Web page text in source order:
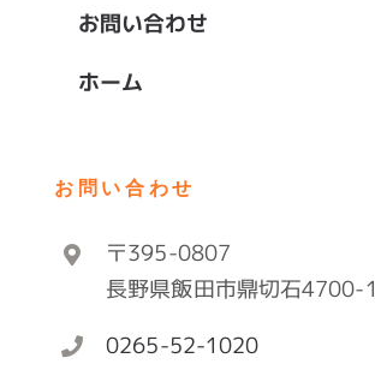
お問い合わせ
ホーム
お問い合わせ
〒395-0807
長野県飯田市鼎切石4700-1
0265-52-1020